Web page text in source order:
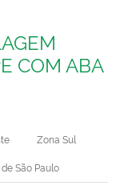
COM ABA
Zona Sul
São Paulo